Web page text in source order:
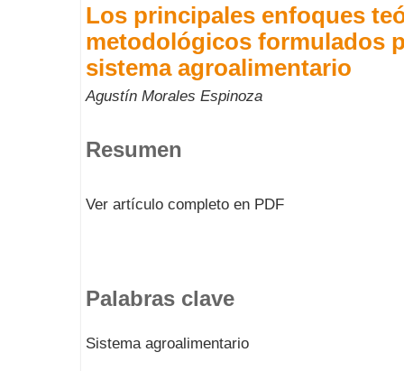
Los principales enfoques
metodológicos formulados
sistema agroalimentario
Agustín Morales Espinoza
Resumen
Ver artículo completo en PDF
Palabras clave
Sistema agroalimentario